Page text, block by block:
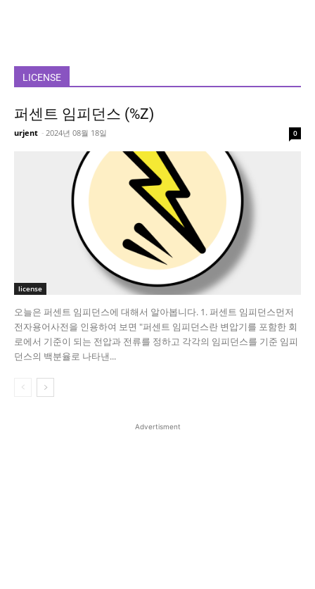
LICENSE
퍼센트 임피던스 (%Z)
urjent - 2024년 08월 18일 0
license
오늘은 퍼센트 임피던스에 대해서 알아봅니다. 1. 퍼센트 임피던스​ 먼저
전자용어사전을 인용하여 보면 "퍼센트 임피던스란 변압기를 포함한 회
로에서 기준이 되는 전압과 전류를 정하고 각각의 임피던스를 기준 임피
던스의 백분율로 나타낸...
Advertisment